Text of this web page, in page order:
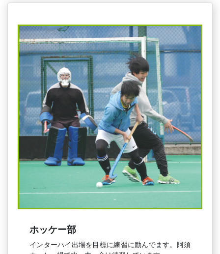
ホッケー部
インターハイ出場を目標に練習に励んでます。阿須